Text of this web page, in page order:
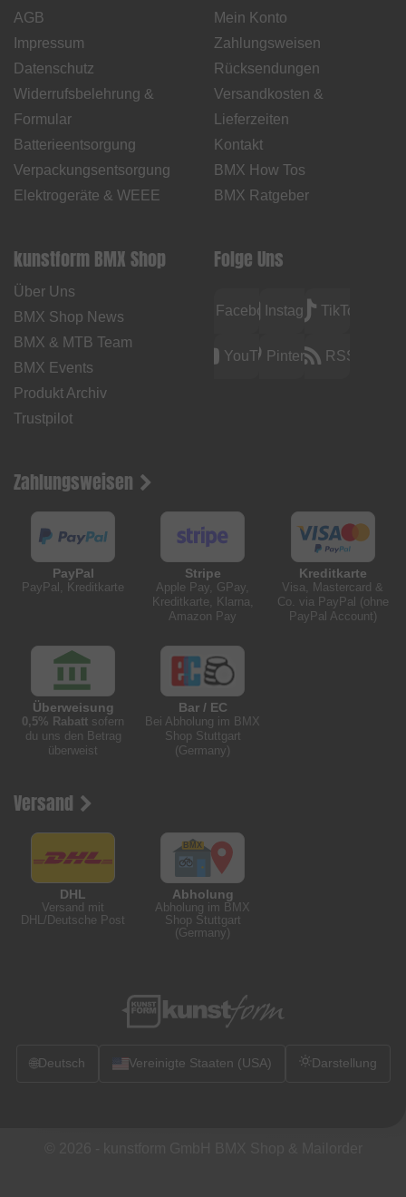
AGB
Impressum
Datenschutz
Widerrufsbelehrung &
Formular
Batterieentsorgung
Verpackungsentsorgung
Elektrogeräte & WEEE
Mein Konto
Zahlungsweisen
Rücksendungen
Versandkosten &
Lieferzeiten
Kontakt
BMX How Tos
BMX Ratgeber
kunstform BMX Shop
Über Uns
BMX Shop News
BMX & MTB Team
BMX Events
Produkt Archiv
Trustpilot
Folge Uns
FacebookInstagramTikTok
YouTubePinterest RSS
Zahlungsweisen
PayPal
PayPal, Kreditkarte
Stripe
Apple Pay, GPay,
Kreditkarte, Klarna,
Amazon Pay
Kreditkarte
Visa, Mastercard &
Co. via PayPal (ohne
PayPal Account)
Überweisung
0,5% Rabatt sofern
du uns den Betrag
überweist
Bar / EC
Bei Abholung im BMX
Shop Stuttgart
(Germany)
Versand
DHL
Versand mit
DHL/Deutsche Post
Abholung
Abholung im BMX
Shop Stuttgart
(Germany)
🌐Deutsch Vereinigte Staaten (USA) Darstellung